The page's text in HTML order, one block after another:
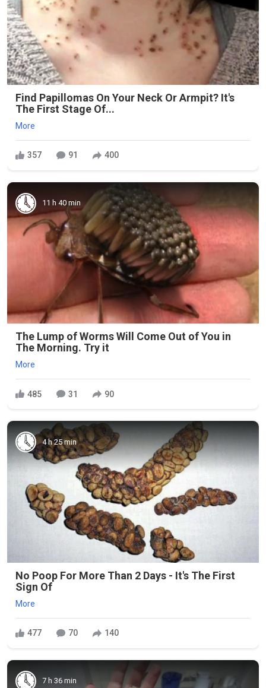
Find Papillomas On Your Neck Or Armpit? It's
The First Stage Of...
More
357 91 400
11 h 40 min
The Lump of Worms Will Come Out of You in
The Morning. Try it
More
485 31 90
4 h 25 min
No Poop For More Than 2 Days - It's The First
Sign Of
More
477 70 140
7 h 36 min